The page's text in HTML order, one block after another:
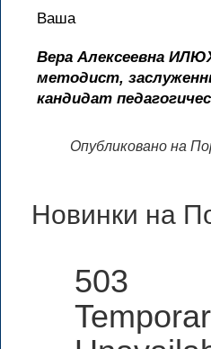
Ваша
Вера Алексеевна
методист,
кандидат
Опубликовано на
Новинки на
503